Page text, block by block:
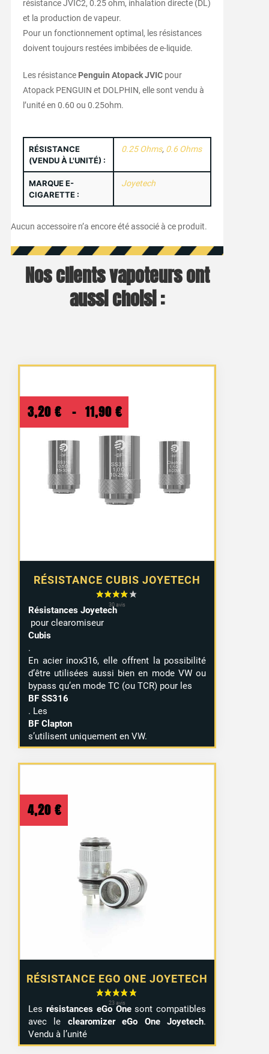
résistance JVIC2, 0.25 ohm, inhalation directe (DL)
et la production de vapeur.
Pour un fonctionnement optimal, les résistances
doivent toujours restées imbibées de e-liquide.
Les résistance Penguin Atopack JVICpour
Atopack PENGUIN et DOLPHIN, elle sont vendu à
l’unité en 0.60 ou 0.25ohm.
RÉSISTANCE
(VENDU À L'UNITÉ) :
0.25 Ohms, 0.6 Ohms
MARQUE E-
CIGARETTE :
Joyetech
Aucun accessoire n’a encore été associé à ce produit.
Nos clients vapoteurs ont
aussi choisi :
RÉSISTANCE CUBIS JOYETECH
3,20 € – 11,90 €
de
prix :
3,20 €
à
Résistances Joyetech
pour clearomiseur
Cubis
.
En acier inox316, elle offrent la possibilité
d’être utilisées aussi bien en mode VW ou
bypass qu’en mode TC (ou TCR) pour les
BF SS316
. Les
BF Clapton
s’utilisent uniquement en VW.
RÉSISTANCE EGO ONE JOYETECH
4,20 €
Les résistances eGo Onesont compatibles
avec le clearomizer eGo One Joyetech.
Vendu à l’unité